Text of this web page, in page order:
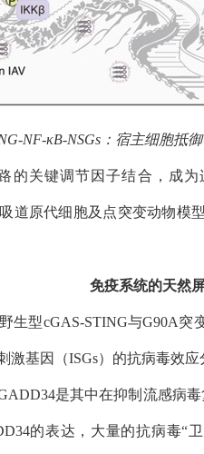
NF-κB-NSGs ：宿主细胞抵
的关键调节因子结合，成为
道原代细胞及点突变动物模
免疫系统的天然
生型cGAS-STING与G90A突
激基因（ISGs）的抗病毒效
是其中在抑制流感病
的表达，大量的抗病毒“